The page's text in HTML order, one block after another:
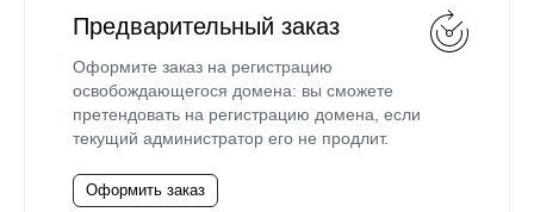
Предварительный заказ
Оформите заказ на регистрацию
освобождающегося домена: вы сможете
претендовать на регистрацию домена, если
текущий администратор его не продлит.
Оформить заказ